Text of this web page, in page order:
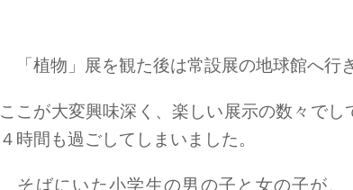
「植物」展を観た後は常設展の地球館へ行
ここが大変興味深く、楽しい展示の数々で
４時間も過ごしてしまいました。
そばにいた小学生の男の子と女の子が、